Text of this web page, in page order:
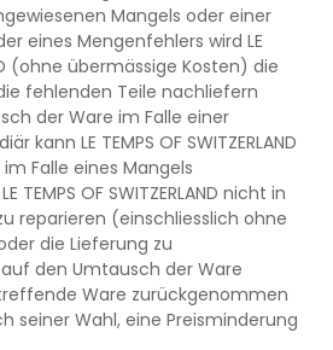
Mangels oder einer
eines Mengenfehlers wird LE
(ohne übermässige Kosten) die
fehlenden Teile nachliefern
der Ware im Falle einer
kann LE TEMPS OF SWITZERLAND
Falle eines Mangels
OF SWITZERLAND nicht in
reparieren (einschliesslich ohne
die Lieferung zu
den Umtausch der Ware
Ware zurückgenommen
seiner Wahl, eine Preisminderung